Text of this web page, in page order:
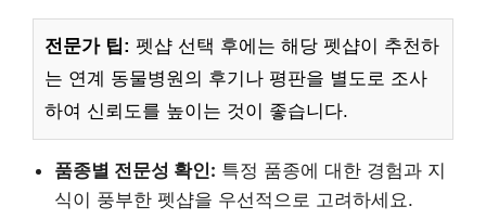
전문가 팁: 펫샵 선택 후에는 해당 펫샵이 추천하
는 연계 동물병원의 후기나 평판을 별도로 조사
하여 신뢰도를 높이는 것이 좋습니다.
품종별 전문성 확인: 특정 품종에 대한 경험과 지
식이 풍부한 펫샵을 우선적으로 고려하세요.